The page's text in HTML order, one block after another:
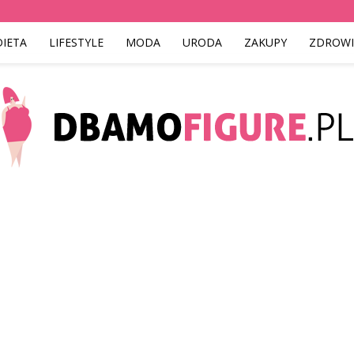
LIFESTYLE MODA URODA ZAKUPY